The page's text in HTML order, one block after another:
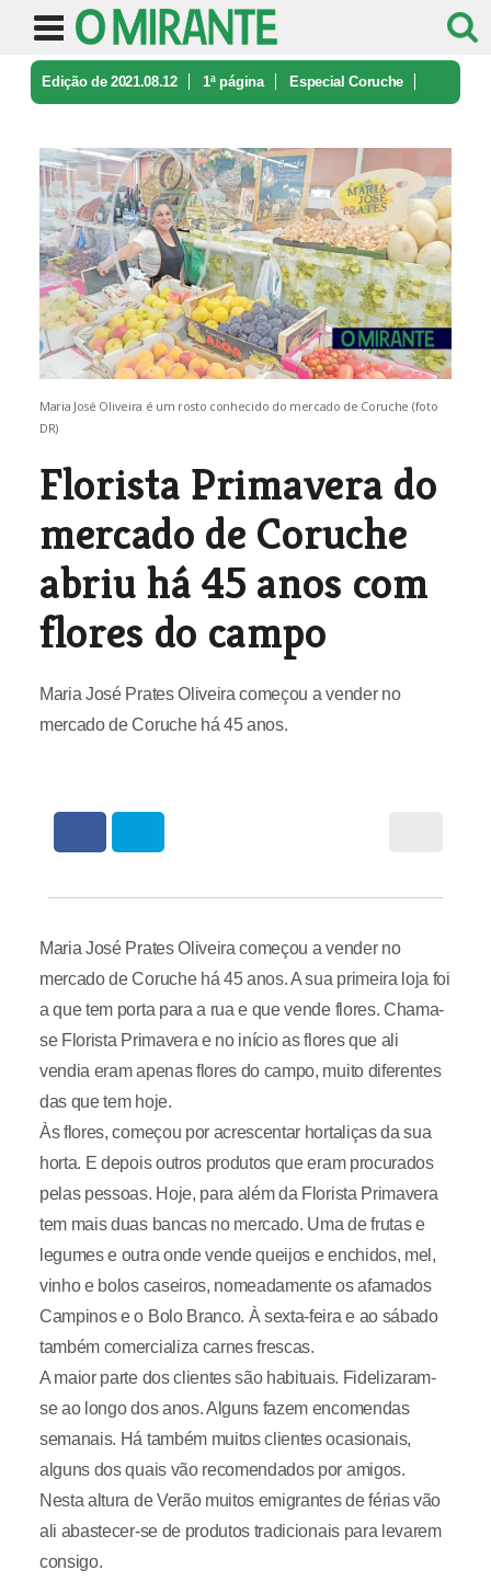
Edição de 2021.08.12 1ª página Especial Coruche
Maria José Oliveira é um rosto conhecido do mercado de Coruche (foto
DR)
Florista Primavera do
mercado de Coruche
abriu há 45 anos com
flores do campo
Maria José Prates Oliveira começou a vender no
mercado de Coruche há 45 anos.
Maria José Prates Oliveira começou a vender no
mercado de Coruche há 45 anos. A sua primeira loja foi
a que tem porta para a rua e que vende flores. Chama-
se Florista Primavera e no início as flores que ali
vendia eram apenas flores do campo, muito diferentes
das que tem hoje.
Às flores, começou por acrescentar hortaliças da sua
horta. E depois outros produtos que eram procurados
pelas pessoas. Hoje, para além da Florista Primavera
tem mais duas bancas no mercado. Uma de frutas e
legumes e outra onde vende queijos e enchidos, mel,
vinho e bolos caseiros, nomeadamente os afamados
Campinos e o Bolo Branco. À sexta-feira e ao sábado
também comercializa carnes frescas.
A maior parte dos clientes são habituais. Fidelizaram-
se ao longo dos anos. Alguns fazem encomendas
semanais. Há também muitos clientes ocasionais,
alguns dos quais vão recomendados por amigos.
Nesta altura de Verão muitos emigrantes de férias vão
ali abastecer-se de produtos tradicionais para levarem
consigo.